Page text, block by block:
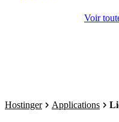
Voir
Hostinger Applications